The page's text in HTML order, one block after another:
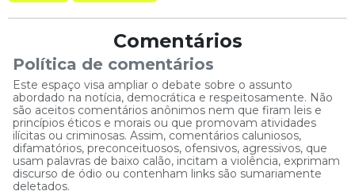
Comentários
Política de comentários
Este espaço visa ampliar o debate sobre o assunto
abordado na notícia, democrática e respeitosamente. Não
são aceitos comentários anônimos nem que firam leis e
princípios éticos e morais ou que promovam atividades
ilícitas ou criminosas. Assim, comentários caluniosos,
difamatórios, preconceituosos, ofensivos, agressivos, que
usam palavras de baixo calão, incitam a violência, exprimam
discurso de ódio ou contenham links são sumariamente
deletados.